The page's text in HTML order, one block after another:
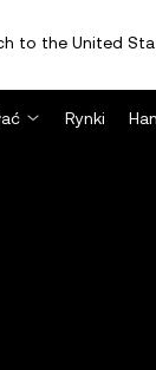
to the United
Rynki